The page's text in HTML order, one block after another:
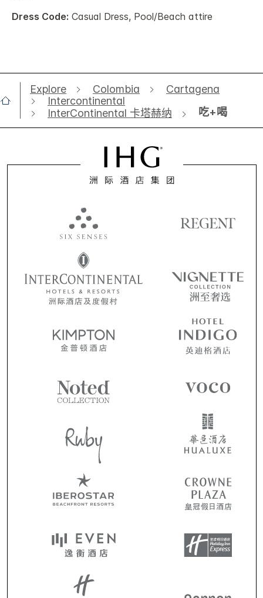
Dress Code: Casual Dress, Pool/Beach attire
Explore Colombia
Cartagena
Intercontinental
InterContinental 卡塔赫纳
吃+喝